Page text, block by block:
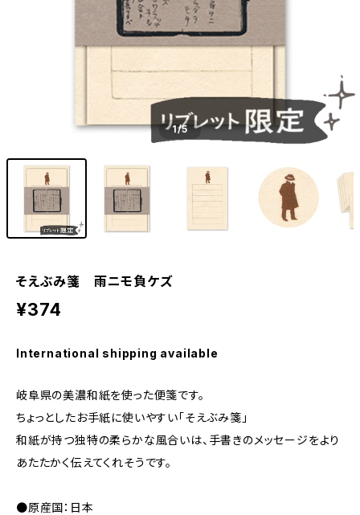
1/5
そえぶみ箋 雨ニモ負ケズ
¥374
International shipping available
岐阜県の美濃和紙を使った便箋です。
ちょっとしたお手紙に使いやすい「そえぶみ箋」
和紙が持つ独特の柔らかな風合いは、手書きのメッセージをより
あたたかく伝えてくれそうです。
●原産国：日本